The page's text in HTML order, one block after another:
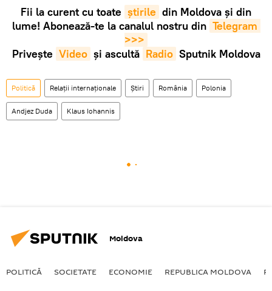
Fii la curent cu toate știrile din Moldova și din
lume! Abonează-te la canalul nostru din Telegram
>>>
Privește Video și ascultă Radio Sputnik Moldova
Politică Relații internaționale Știri România Polonia
Andjez Duda Klaus Iohannis
Moldova
POLITICĂ SOCIETATE ECONOMIE REPUBLICA MOLDOVA